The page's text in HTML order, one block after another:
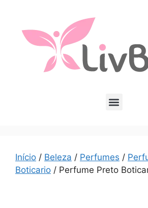
Início / Beleza / Perfumes /
Boticario / Perfume Preto